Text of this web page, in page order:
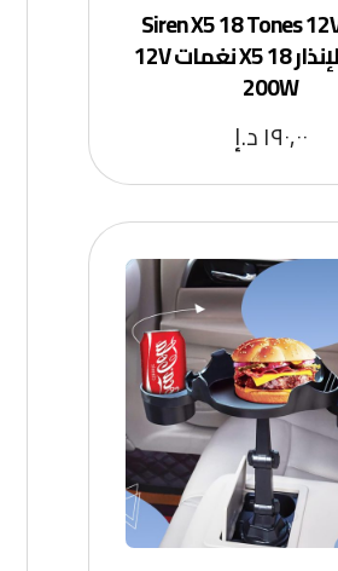
Siren X5 18 Tones
صفارة الإنذار X5 18 نغمات 12V
200W
١٩٠,٠٠د.إ